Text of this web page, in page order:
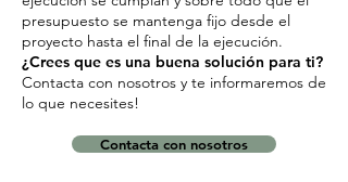
presupuesto se mantenga fijo desde el
proyecto hasta el final de la ejecución.
¿Crees que es una buena solución para ti?
Contacta con nosotros y te informaremos de
lo que necesites!
Contacta con nosotros